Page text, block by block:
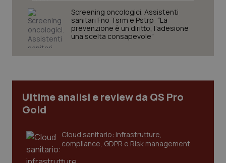
Screening oncologici. Assistenti
sanitari Fno Tsrm e Pstrp: “La
prevenzione è un diritto, l’adesione
una scelta consapevole”
Ultime analisi e review da QS Pro
Gold
Cloud sanitario: infrastrutture,
compliance, GDPR e Risk management
Necessari Statistici Marketing
Nome
Fornitore/Dominio